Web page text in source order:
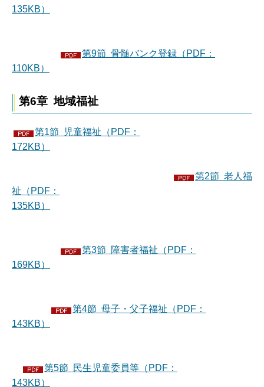
135KB）
第9節 骨髄バンク登録（PDF：
110KB）
第6章 地域福祉
第1節 児童福祉（PDF：
172KB）
第2節 老人福
祉（PDF：
135KB）
第3節 障害者福祉（PDF：
169KB）
第4節 母子・父子福祉（PDF：
143KB）
第5節 民生児童委員等（PDF：
143KB）